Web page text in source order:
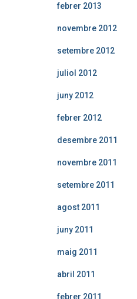
febrer 2013
novembre 2012
setembre 2012
juliol 2012
juny 2012
febrer 2012
desembre 2011
novembre 2011
setembre 2011
agost 2011
juny 2011
maig 2011
abril 2011
febrer 2011